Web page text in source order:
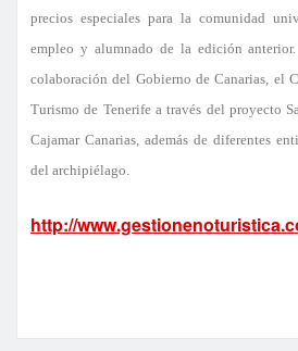
precios especiales para la comunidad
empleo y alumnado de la edición
colaboración del Gobierno de Canarias, el
Turismo de Tenerife a través del proyecto
Cajamar Canarias, además de diferentes
del archipiélago.
http://